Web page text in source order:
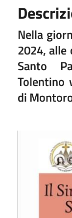
Nella
2024, alle
Santo
Tolentino
di